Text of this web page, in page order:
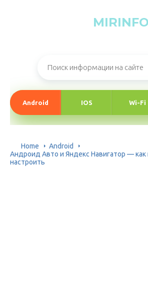
MIRINFO
Android IOS Wi-Fi
Home
Android
Андроид Авто и Яндекс Навигатор —
настроить